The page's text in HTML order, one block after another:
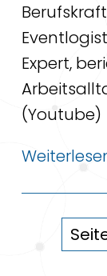
Expert,
(Youtube)